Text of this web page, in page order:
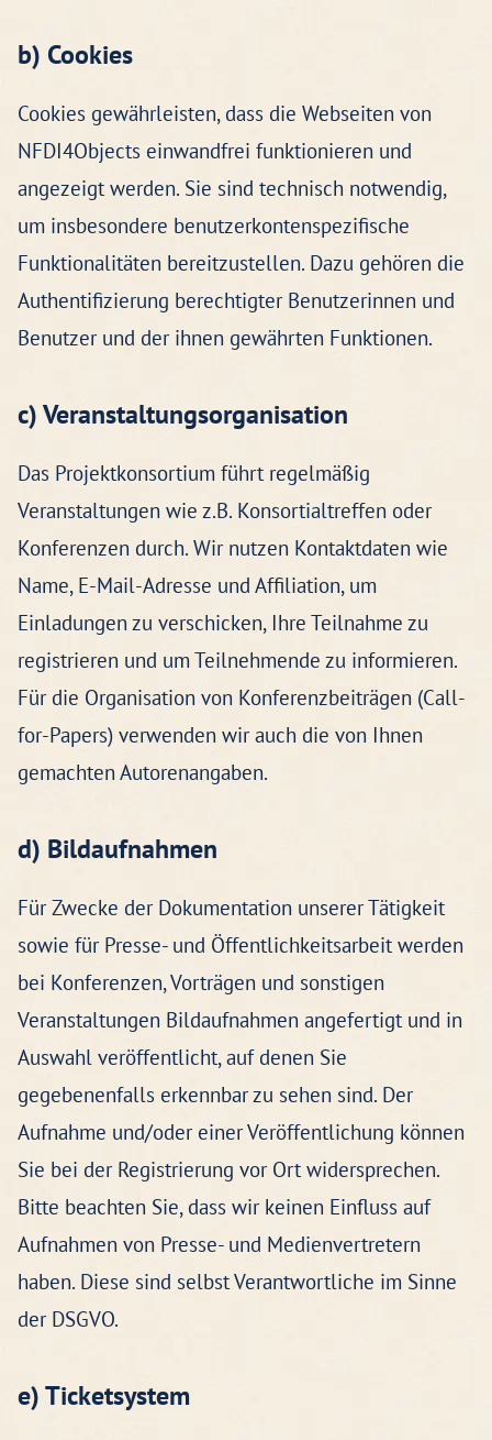
b) Cookies
Cookies gewährleisten, dass die Webseiten von
NFDI4Objects einwandfrei funktionieren und
angezeigt werden. Sie sind technisch notwendig,
um insbesondere benutzerkontenspezifische
Funktionalitäten bereitzustellen. Dazu gehören die
Authentifizierung berechtigter Benutzerinnen und
Benutzer und der ihnen gewährten Funktionen.
c) Veranstaltungsorganisation
Das Projektkonsortium führt regelmäßig
Veranstaltungen wie z.B. Konsortialtreffen oder
Konferenzen durch. Wir nutzen Kontaktdaten wie
Name, E-Mail-Adresse und Affiliation, um
Einladungen zu verschicken, Ihre Teilnahme zu
registrieren und um Teilnehmende zu informieren.
Für die Organisation von Konferenzbeiträgen (Call-
for-Papers) verwenden wir auch die von Ihnen
gemachten Autorenangaben.
d) Bildaufnahmen
Für Zwecke der Dokumentation unserer Tätigkeit
sowie für Presse- und Öffentlichkeitsarbeit werden
bei Konferenzen, Vorträgen und sonstigen
Veranstaltungen Bildaufnahmen angefertigt und in
Auswahl veröffentlicht, auf denen Sie
gegebenenfalls erkennbar zu sehen sind. Der
Aufnahme und/oder einer Veröffentlichung können
Sie bei der Registrierung vor Ort widersprechen.
Bitte beachten Sie, dass wir keinen Einfluss auf
Aufnahmen von Presse- und Medienvertretern
haben. Diese sind selbst Verantwortliche im Sinne
der DSGVO.
e) Ticketsystem